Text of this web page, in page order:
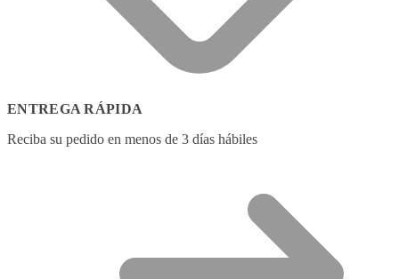
ENTREGA RÁPIDA
Reciba su pedido en menos de 3 días hábiles